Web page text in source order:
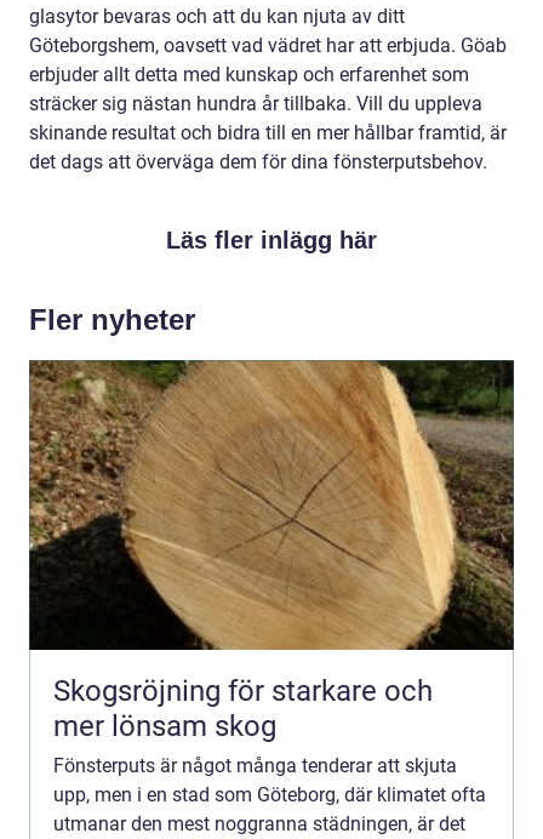
glasytor bevaras och att du kan njuta av ditt
Göteborgshem, oavsett vad vädret har att erbjuda. Göab
erbjuder allt detta med kunskap och erfarenhet som
sträcker sig nästan hundra år tillbaka. Vill du uppleva
skinande resultat och bidra till en mer hållbar framtid, är
det dags att överväga dem för dina fönsterputsbehov.
Läs fler inlägg här
Fler nyheter
Skogsröjning för starkare och
mer lönsam skog
Fönsterputs är något många tenderar att skjuta
upp, men i en stad som Göteborg, där klimatet ofta
utmanar den mest noggranna städningen, är det